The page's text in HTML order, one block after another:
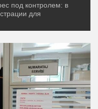
под контролем: в
для